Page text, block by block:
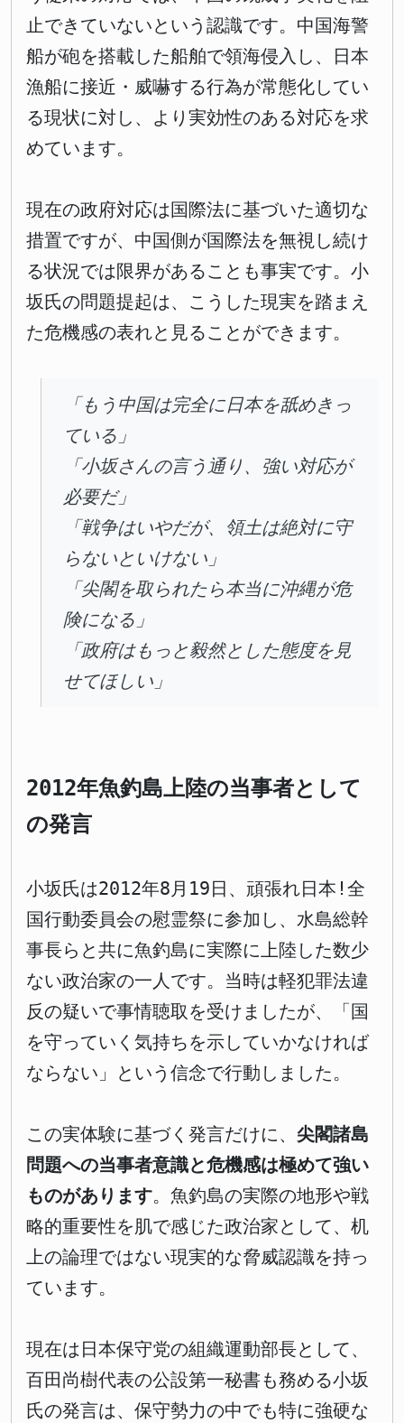
止できていないという認識です。中国海警
船が砲を搭載した船舶で領海侵入し、日本
漁船に接近・威嚇する行為が常態化してい
る現状に対し、より実効性のある対応を求
めています。
現在の政府対応は国際法に基づいた適切な
措置ですが、中国側が国際法を無視し続け
る状況では限界があることも事実です。小
坂氏の問題提起は、こうした現実を踏まえ
た危機感の表れと見ることができます。
「もう中国は完全に日本を舐めきっ
ている」
「小坂さんの言う通り、強い対応が
必要だ」
「戦争はいやだが、領土は絶対に守
らないといけない」
「尖閣を取られたら本当に沖縄が危
険になる」
「政府はもっと毅然とした態度を見
せてほしい」
2012年魚釣島上陸の当事者として
の発言
小坂氏は2012年8月19日、頑張れ日本!全
国行動委員会の慰霊祭に参加し、水島総幹
事長らと共に魚釣島に実際に上陸した数少
ない政治家の一人です。当時は軽犯罪法違
反の疑いで事情聴取を受けましたが、「国
を守っていく気持ちを示していかなければ
ならない」という信念で行動しました。
この実体験に基づく発言だけに、 尖閣諸島
問題への当事者意識と危機感は極めて強い
ものがあります。魚釣島の実際の地形や戦
略的重要性を肌で感じた政治家として、机
上の論理ではない現実的な脅威認識を持っ
ています。
現在は日本保守党の組織運動部長として、
百田尚樹代表の公設第一秘書も務める小坂
氏の発言は、保守勢力の中でも特に強硬な